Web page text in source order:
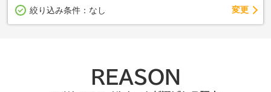
絞り込み条件： なし 変更
REASON